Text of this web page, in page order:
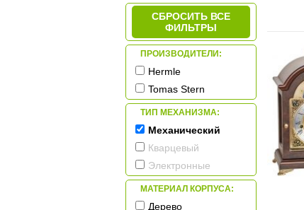
Будильники
Метеостанции
СБРОСИТЬ ВСЕ
ФИЛЬТРЫ
ПРОИЗВОДИТЕЛИ:
Hermle
Tomas Stern
ТИП МЕХАНИЗМА:
Механический
Кварцевый
Электронные
МАТЕРИАЛ КОРПУСА:
Дерево